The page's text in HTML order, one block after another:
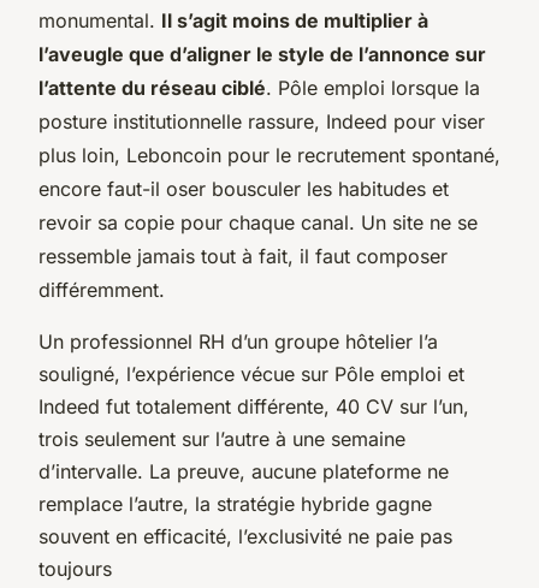
monumental. Il s’agit moins de multiplier à
l’aveugle que d’aligner le style de l’annonce sur
l’attente du réseau ciblé. Pôle emploi lorsque la
posture institutionnelle rassure, Indeed pour viser
plus loin, Leboncoin pour le recrutement spontané,
encore faut-il oser bousculer les habitudes et
revoir sa copie pour chaque canal. Un site ne se
ressemble jamais tout à fait, il faut composer
différemment.
Un professionnel RH d’un groupe hôtelier l’a
souligné, l’expérience vécue sur Pôle emploi et
Indeed fut totalement différente, 40 CV sur l’un,
trois seulement sur l’autre à une semaine
d’intervalle. La preuve, aucune plateforme ne
remplace l’autre, la stratégie hybride gagne
souvent en efficacité, l’exclusivité ne paie pas
toujours